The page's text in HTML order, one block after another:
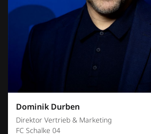
Dominik Durben
Direktor Vertrieb & Marketing
FC Schalke 04